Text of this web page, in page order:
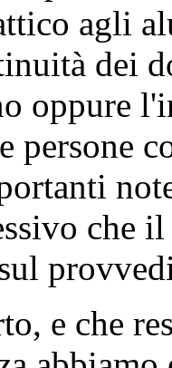
ci
agli
dei
oppure
persone
che